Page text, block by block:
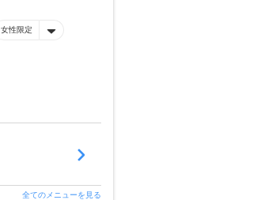
女性限定
全てのメニューを見る